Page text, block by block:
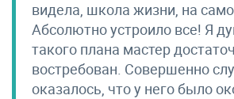
видела, школа жизни, на
Абсолютно устроило все! Я
такого плана мастер
востребован. Совершенно
оказалось, что у него было